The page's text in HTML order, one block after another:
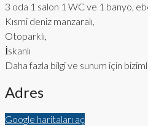
3 oda 1 salon 1 WC ve 1 banyo,
Kısmi deniz manzaralı,
Otoparklı,
İskanlı
Daha fazla bilgi ve sunum için
Adres
Google haritaları aç